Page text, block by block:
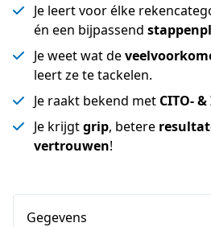
Je leert voor élke
én een bijpassend
Je weet wat de
leert ze te tackelen.
Je raakt bekend met CITO-
Je krijgtgrip, betere
vertrouwen!
Gegevens